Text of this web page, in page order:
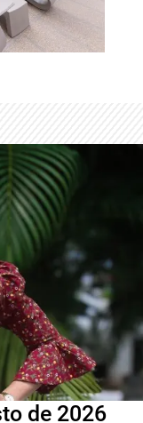
de 2026